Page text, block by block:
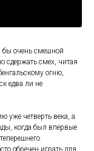
бы очень смешной
сдержать смех, читая
огню,
едва ли не
уже четверть века, а
когда был впервые
обречен играть для